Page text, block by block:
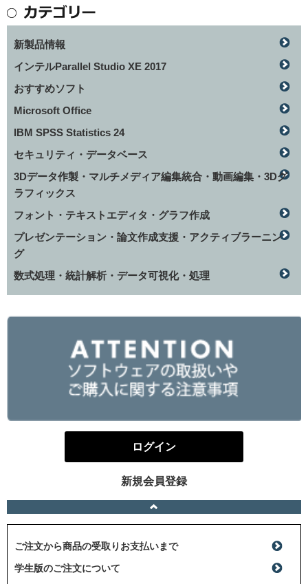
新製品情報
インテルParallel Studio XE 2017
おすすめソフト
Microsoft Office
IBM SPSS Statistics 24
セキュリティ・データベース
3Dデータ作製・マルチメディア編集統合・動画編集・3Dグ
ラフィックス
フォント・テキストエディタ・グラフ作成
プレゼンテーション・論文作成支援・アクティブラーニン
グ
数式処理・統計解析・データ可視化・処理
ログイン
新規会員登録
ご注文から商品の受取りお支払いまで
学生版のご注文について